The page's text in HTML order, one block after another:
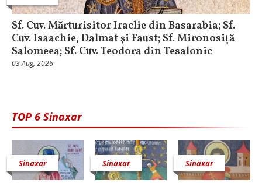
Sf. Cuv. Mărturisitor Iraclie din Basarabia; Sf.
Cuv. Isaachie, Dalmat şi Faust; Sf. Mironosiţă
Salomeea; Sf. Cuv. Teodora din Tesalonic
03 Aug, 2026
TOP 6 Sinaxar
Sinaxar Sinaxar Sinaxar